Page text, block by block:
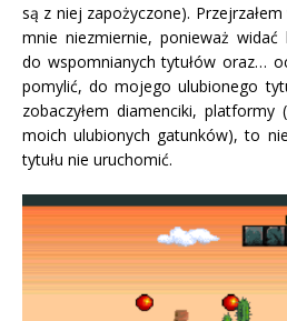
są z niej zapożyczone).
mnie niezmiernie, ponieważ widać
do wspomnianych tytułów oraz…
pomylić, do mojego ulubionego
zobaczyłem diamenciki,
moich ulubionych gatunków), to
tytułu nie uruchomić.